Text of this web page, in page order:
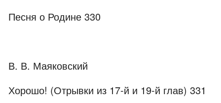
Песня о Родине 330
В. В. Маяковский
Хорошо! (Отрывки из 17-й и 19-й глав) 331